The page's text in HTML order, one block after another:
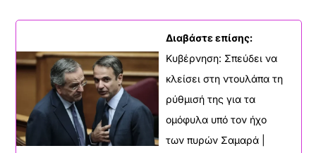
Διαβάστε επίσης:
Κυβέρνηση: Σπεύδει να
κλείσει στη ντουλάπα τη
ρύθμισή της για τα
ομόφυλα υπό τον ήχο
των πυρών Σαμαρά |